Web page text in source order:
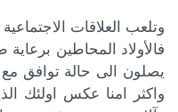
وتلعب العلاقات
فالأولاد المحاطين
يصلون الى حالة توافق
واكثر امنا عكس اولئك